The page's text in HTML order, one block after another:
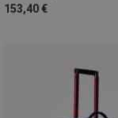
153,40 €